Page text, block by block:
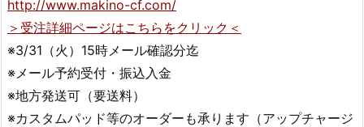
http://www.makino-cf.com/
＞受注詳細ページはこちらをクリック＜
※3/31（火）15時メール確認分迄
※メール予約受付・振込入金
※地方発送可（要送料）
※カスタムパッド等のオーダーも承ります（アップチャージ